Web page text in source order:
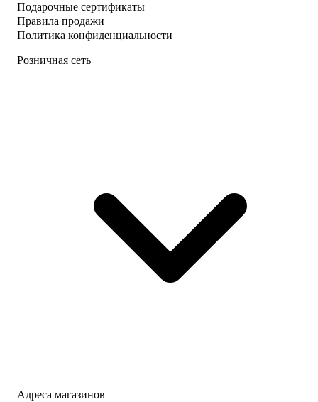
Подарочные сертификаты
Правила продажи
Политика конфиденциальности
Розничная сеть
Адреса магазинов